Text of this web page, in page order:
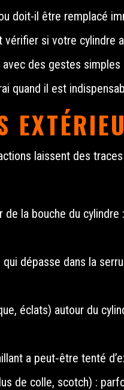
doit-il être remplacé
si votre cylindre
des gestes
quand il est
laissent des
de la bouche du
dépasse dans la
éclats) autour du
a peut‑être tenté
de colle, scotch) :